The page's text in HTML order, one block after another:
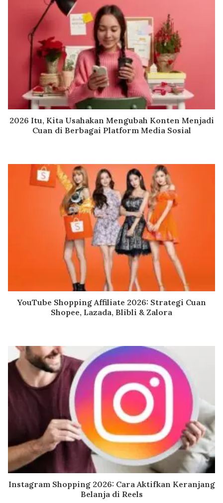
2026 Itu, Kita Usahakan Mengubah Konten Menjadi
Cuan di Berbagai Platform Media Sosial
YouTube Shopping Affiliate 2026: Strategi Cuan
Shopee, Lazada, Blibli & Zalora
Instagram Shopping 2026: Cara Aktifkan Keranjang
Belanja di Reels